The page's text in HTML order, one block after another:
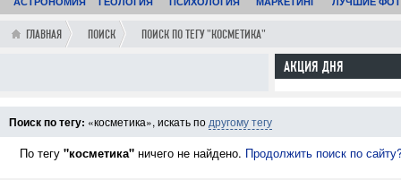
ОБЗОРЫ
ВИДЕОРЕПОРТАЖИ
ГЛАВНАЯ ПОИСК ПОИСК ПО ТЕГУ "КОСМЕТИКА"
АКЦИЯ ДНЯ
Поиск по тегу: «косметика», искать по другому тегу
По тегу "косметика" ничего не найдено. Продолжить поиск по